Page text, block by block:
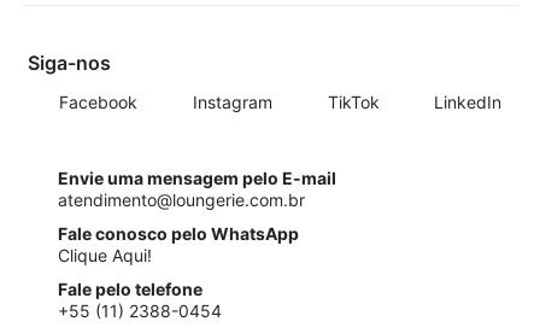
Siga-nos
Facebook Instagram TikTok LinkedIn
Envie uma mensagem pelo E-mail
atendimento@loungerie.com.br
Fale conosco pelo WhatsApp
Clique Aqui!
Fale pelo telefone
+55 (11) 2388-0454